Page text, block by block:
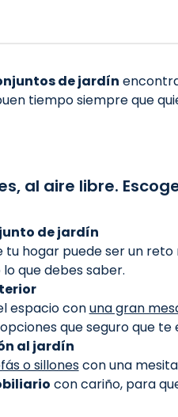
de jardín
tiempo siempre que
al aire libre.
de jardín
hogar puede ser un
que debes saber.
espacio conuna gran
que seguro que te
al jardín
o sillonescon una
con cariño, para